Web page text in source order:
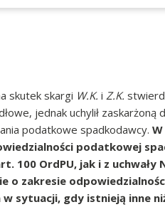
skutek skargi W.K. i Z.K.
jednak uchylił
podatkowe spadkodawcy.
podatkowej
OrdPU, jak i z uchwały
o zakresie
sytuacji, gdy istnieją inne